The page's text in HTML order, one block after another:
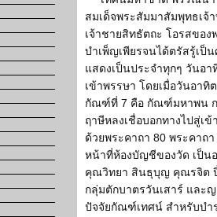
สมเด็จพระสัมมาสัมพุทธเจ้
เจ้าชายสิทธัตถะ โอรสขอ
บำเพ็ญเพียรจนได้ตรัสรู้เป็
แสดงเป็นประจำทุกๆ วันอา
เข้าพรรษา โดยเมื่อวันอาทิ
กัณฑ์ที่ 7 คือ กัณฑ์มหาพน ก
ฤาษีหลงเชื่อบอกทางไปสู่เ
ด้วยพระคาถา 80 พระคาถ
หน้าที่ห้องบัญชีของวัด เป็
คุณวิทยา สินธุบุญ คุณรจิต
กลุ่มตักบาตรวันเสาร์ และ
ปัจจัยกัณฑ์เทศน์ สำหรับบำ